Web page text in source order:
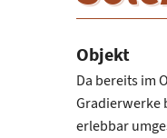
Objekt
Da bereits im
Gradierwerke
erlebbar